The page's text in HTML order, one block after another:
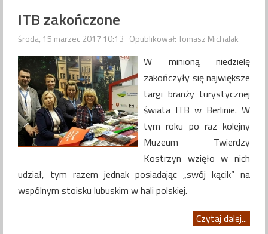
ITB zakończone
środa, 15 marzec 2017 10:13 Opublikował: Tomasz Michalak
W minioną niedzielę
zakończyły się największe
targi branży turystycznej
świata ITB w Berlinie. W
tym roku po raz kolejny
Muzeum Twierdzy
Kostrzyn wzięło w nich
udział, tym razem jednak posiadając „swój kącik” na
wspólnym stoisku lubuskim w hali polskiej.
Czytaj dalej...